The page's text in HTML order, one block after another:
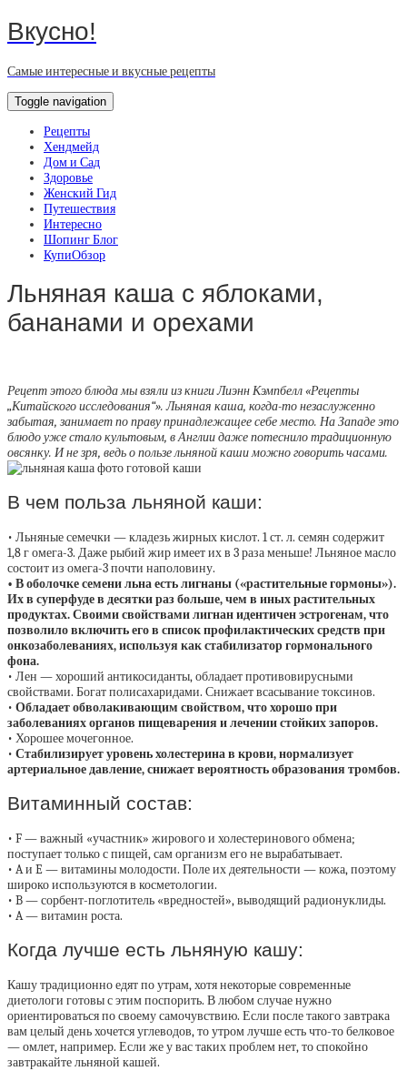
Вкусно!
Самые интересные и вкусные рецепты
Toggle navigation
Рецепты
Хендмейд
Дом и Сад
Здоровье
Женский Гид
Путешествия
Интересно
Шопинг Блог
КупиОбзор
Льняная каша с яблоками,
бананами и орехами
Рецепт этого блюда мы взяли из книги Лиэнн Кэмпбелл «Рецепты
„Китайского исследования“». Льняная каша, когда-то незаслуженно
забытая, занимает по праву принадлежащее себе место. На Западе это
блюдо уже стало культовым, в Англии даже потеснило традиционную
овсянку. И не зря, ведь о пользе льняной каши можно говорить часами.
В чем польза льняной каши:
• Льняные семечки — кладезь жирных кислот. 1 ст. л. семян содержит
1,8 г омега-3. Даже рыбий жир имеет их в 3 раза меньше! Льняное масло
состоит из омега-3 почти наполовину.
• В оболочке семени льна есть лигнаны («растительные гормоны»).
Их в суперфуде в десятки раз больше, чем в иных растительных
продуктах. Своими свойствами лигнан идентичен эстрогенам, что
позволило включить его в список профилактических средств при
онкозаболеваниях, используя как стабилизатор гормонального
фона.
• Лен — хороший антикосиданты, обладает противовирусными
свойствами. Богат полисахаридами. Снижает всасывание токсинов.
• Обладает обволакивающим свойством, что хорошо при
заболеваниях органов пищеварения и лечении стойких запоров.
• Хорошее мочегонное.
• Стабилизирует уровень холестерина в крови, нормализует
артериальное давление, снижает вероятность образования тромбов.
Витаминный состав:
• F — важный «участник» жирового и холестеринового обмена;
поступает только с пищей, сам организм его не вырабатывает.
• A и E — витамины молодости. Поле их деятельности — кожа, поэтому
широко используются в косметологии.
• B — сорбент-поглотитель «вредностей», выводящий радионуклиды.
• A — витамин роста.
Когда лучше есть льняную кашу:
Кашу традиционно едят по утрам, хотя некоторые современные
диетологи готовы с этим поспорить. В любом случае нужно
ориентироваться по своему самочувствию. Если после такого завтрака
вам целый день хочется углеводов, то утром лучше есть что-то белковое
— омлет, например. Если же у вас таких проблем нет, то спокойно
завтракайте льняной кашей.